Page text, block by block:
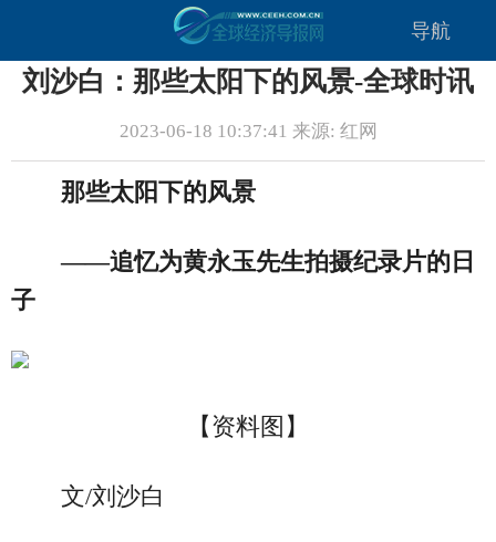
导航
刘沙白：那些太阳下的风景-全球时讯
2023-06-18 10:37:41 来源: 红网
那些太阳下的风景
——追忆为黄永玉先生拍摄纪录片的日
子
【资料图】
文/刘沙白